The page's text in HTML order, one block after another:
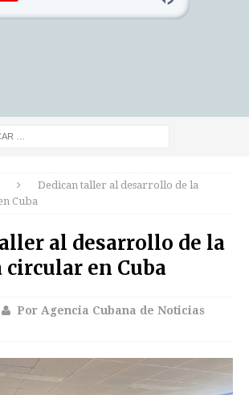
Dedican taller al desarrollo de la
Cuba
al desarrollo de la
circular en Cuba
Por Agencia Cubana de Noticias